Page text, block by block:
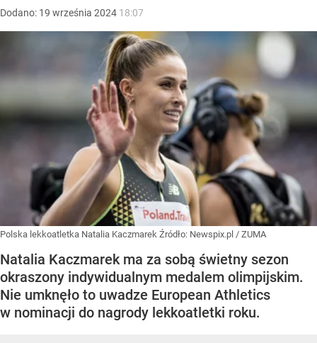
Dodano: 19 września 2024 18:07
Polska lekkoatletka Natalia Kaczmarek Źródło: Newspix.pl / ZUMA
Natalia Kaczmarek ma za sobą świetny sezon
okraszony indywidualnym medalem olimpijskim.
Nie umknęło to uwadze European Athletics
w nominacji do nagrody lekkoatletki roku.